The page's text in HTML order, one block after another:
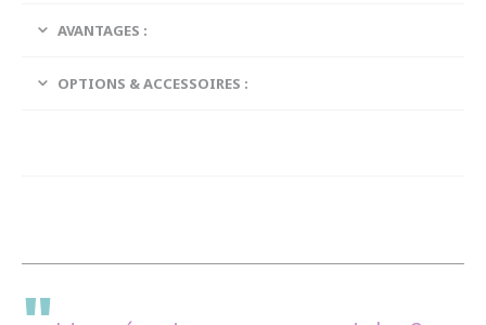
AVANTAGES :
OPTIONS & ACCESSOIRES :